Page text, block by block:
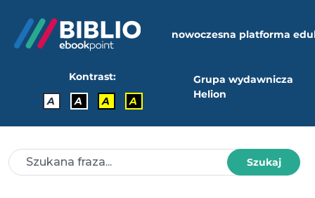
nowoczesna platforma
Kontrast:
A
A A A
Grupa wydawnicza
Helion
Szukaj